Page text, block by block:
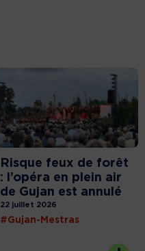
Risque feux de forêt
: l’opéra en plein air
de Gujan est annulé
22 juillet 2026
#Gujan-Mestras